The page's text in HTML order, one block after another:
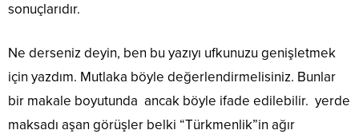
sonuçlarıdır.
Ne derseniz deyin, ben bu yazıyı ufkunuzu genişletmek
için yazdım. Mutlaka böyle değerlendirmelisiniz. Bunlar
bir makale boyutunda ancak böyle ifade edilebilir. yerde
maksadı aşan görüşler belki “Türkmenlik”in ağır